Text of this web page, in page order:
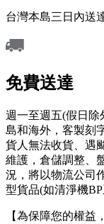
台灣本島三日內送
免費送達
週一至週五(假日除
島和海外，客製刻
貨人無法收貨、遇
維護，倉儲調整、
況，將以物流公司
型貨品(如清淨機
【為保障您的權